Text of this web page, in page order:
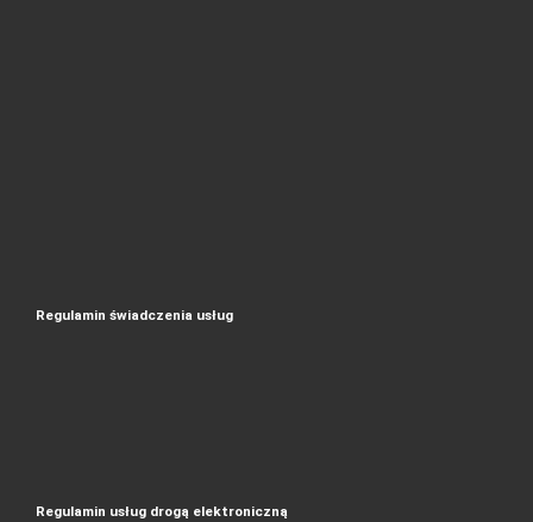
Regulamin świadczenia usług
Regulamin usług drogą elektroniczną